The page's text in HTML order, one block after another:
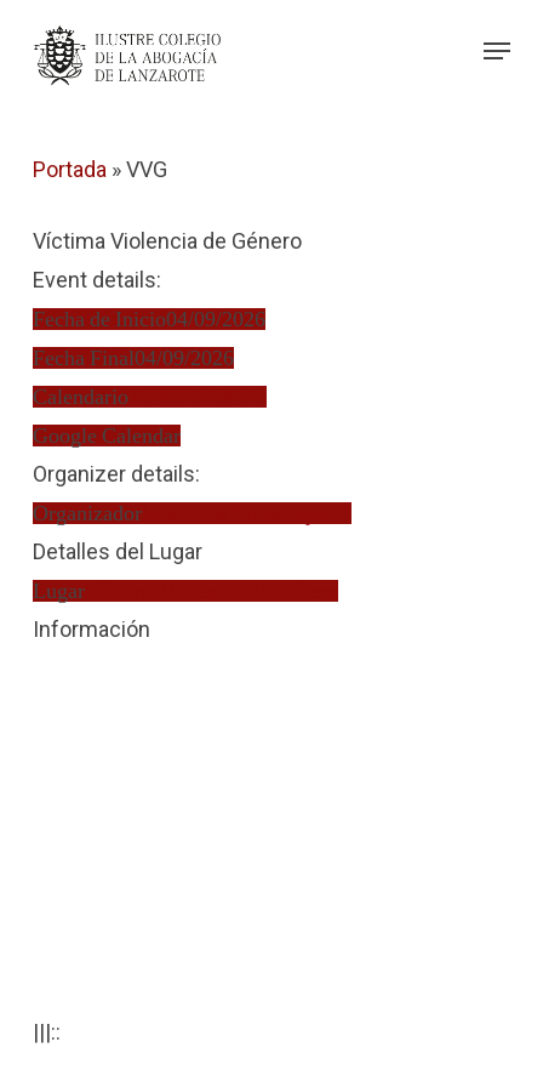
Menu
Portada »VVG
Víctima Violencia de Género
Event details:
Fecha de Inicio04/09/2026
Fecha Final04/09/2026
Calendario
Google Calendar
Organizer details:
OrganizadorMercedes Nieto Fajardo
Detalles del Lugar
LugarVíctima Violencia de Género
Información
|||::